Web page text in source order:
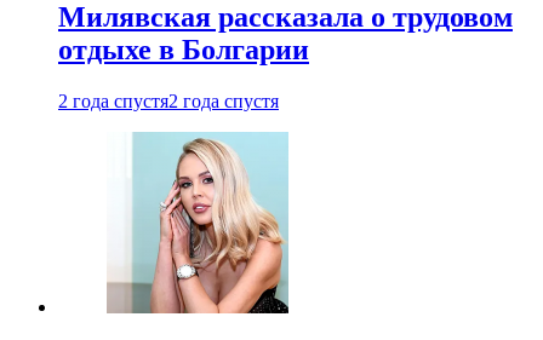
Милявская рассказала о трудовом
отдыхе в Болгарии
2 года спустя2 года спустя